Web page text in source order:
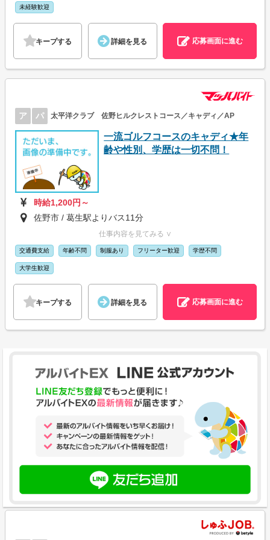
未経験歓迎
キープする 詳細を見る 応募画面に進む
ア パ 太平洋クラブ 佐野ヒルクレストコース／キャディ／AP
一流ゴルフコースのキャディ★年
齢や性別、学歴は一切不問！
時給1,200円～
佐野市 / 葛生駅よりバス11分
仕事内容を見てみる ∨
交通費支給 年齢不問 制服あり フリーター歓迎 学歴不問
大学生歓迎
キープする 詳細を見る 応募画面に進む